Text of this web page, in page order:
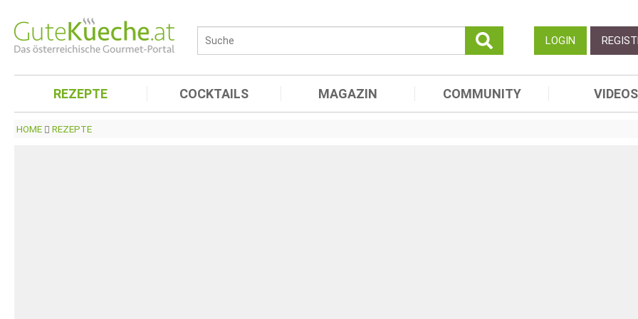
LOGIN
REZEPTE COCKTAILS MAGAZIN COMMUNITY VIDEOS
HOME REZEPTE